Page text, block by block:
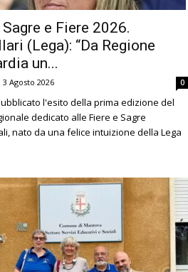
e Fiere 2026.
(Lega): “Da Regione
un...
3 Agosto 2026 0
l'esito della prima edizione del
dedicato alle Fiere e Sagre
nato da una felice intuizione della Lega